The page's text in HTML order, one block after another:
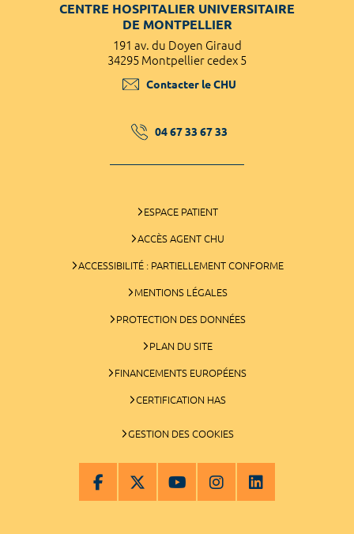
CENTRE HOSPITALIER UNIVERSITAIRE
DE MONTPELLIER
191 av. du Doyen Giraud
34295 Montpellier cedex 5
Contacter le CHU
04 67 33 67 33
ESPACE PATIENT
ACCÈS AGENT CHU
ACCESSIBILITÉ : PARTIELLEMENT CONFORME
MENTIONS LÉGALES
PROTECTION DES DONNÉES
PLAN DU SITE
FINANCEMENTS EUROPÉENS
CERTIFICATION HAS
GESTION DES COOKIES